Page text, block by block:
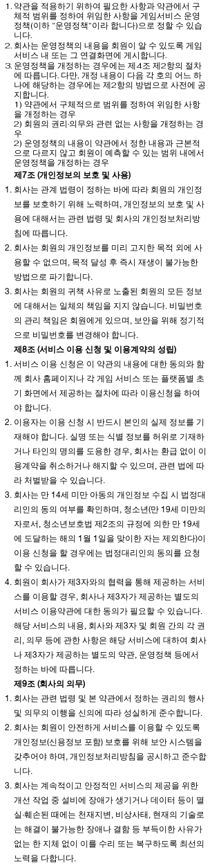
약관을 적용하기 위하여 필요한 사항과 약관에서 구
체적 범위를 정하여 위임한 사항을 게임서비스 운영
정책(이하 “운영정책”이라 합니다)으로 정할 수 있습
니다.
회사는 운영정책의 내용을 회원이 알 수 있도록 게임
서비스 내 또는 그 연결화면에 게시합니다.
운영정책을 개정하는 경우에는 제4조 제2항의 절차
에 따릅니다. 다만, 개정 내용이 다음 각 호의 어느 하
나에 해당하는 경우에는 제2항의 방법으로 사전에 공
지합니다.
1) 약관에서 구체적으로 범위를 정하여 위임한 사항
을 개정하는 경우
2) 회원의 권리·의무와 관련 없는 사항을 개정하는 경
우
2) 운영정책의 내용이 약관에서 정한 내용과 근본적
으로 다르지 않고 회원이 예측할 수 있는 범위 내에서
운영정책을 개정하는 경우
제7조 (개인정보의 보호 및 사용)
회사는 관계 법령이 정하는 바에 따라 회원의 개인정
보를 보호하기 위해 노력하며, 개인정보의 보호 및 사
용에 대해서는 관련 법령 및 회사의 개인정보처리방
침에 따릅니다.
회사는 회원의 개인정보를 미리 고지한 목적 외에 사
용할 수 없으며, 목적 달성 후 즉시 재생이 불가능한
방법으로 파기합니다.
회사는 회원의 귀책 사유로 노출된 회원의 모든 정보
에 대해서는 일체의 책임을 지지 않습니다. 비밀번호
의 관리 책임은 회원에게 있으며, 보안을 위해 정기적
으로 비밀번호를 변경해야 합니다.
제8조 (서비스 이용 신청 및 이용계약의 성립)
서비스 이용 신청은 이 약관의 내용에 대한 동의와 함
께 회사 홈페이지나 각 게임 서비스 또는 플랫폼별 초
기 화면에서 제공하는 절차에 따라 이용신청을 하여
야 합니다.
이용자는 이용 신청 시 반드시 본인의 실제 정보를 기
재해야 합니다. 실명 또는 식별 정보를 허위로 기재하
거나 타인의 명의를 도용한 경우, 회사는 환급 없이 이
용계약을 취소하거나 해지할 수 있으며, 관련 법에 따
라 처벌받을 수 있습니다.
회사는 만 14세 미만 아동의 개인정보 수집 시 법정대
리인의 동의 여부를 확인하며, 청소년(만 19세 미만의
자로서, 청소년보호법 제2조의 규정에 의한 만 19세
에 도달하는 해의 1월 1일을 맞이한 자는 제외한다)이
이용 신청을 할 경우에는 법정대리인의 동의를 요청
할 수 있습니다.
회원이 회사가 제3자와의 협력을 통해 제공하는 서비
스를 이용할 경우, 회사나 제3자가 제공하는 별도의
서비스 이용약관에 대한 동의가 필요할 수 있습니다.
해당 서비스의 내용, 회사와 제3자 및 회원 간의 각 권
리, 의무 등에 관한 사항은 해당 서비스에 대하여 회사
나 제3자가 제공하는 별도의 약관, 운영정책 등에서
정하는 바에 따릅니다.
제9조 (회사의 의무)
회사는 관련 법령 및 본 약관에서 정하는 권리의 행사
및 의무의 이행을 신의에 따라 성실하게 준수합니다.
회사는 회원이 안전하게 서비스를 이용할 수 있도록
개인정보(신용정보 포함) 보호를 위해 보안 시스템을
갖추어야 하며, 개인정보처리방침을 공시하고 준수합
니다.
회사는 계속적이고 안정적인 서비스의 제공을 위한
개선 작업 중 설비에 장애가 생기거나 데이터 등이 멸
실∙훼손된 때에는 천재지변, 비상사태, 현재의 기술로
는 해결이 불가능한 장애나 결함 등 부득이한 사유가
없는 한 지체 없이 이를 수리 또는 복구하도록 최선의
노력을 다합니다.